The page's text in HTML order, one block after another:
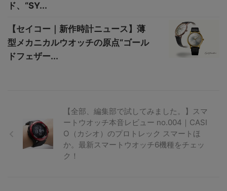
ド、“SY...
【セイコー｜新作時計ニュース】薄
型メカニカルウオッチの原点“ゴール
ドフェザー...
【全部、編集部で試してみました。】スマ
ートウオッチ本音レビュー no.004｜CASI
O（カシオ）のプロトレック スマートほ
か。最新スマートウオッチ6機種をチェッ
ク！